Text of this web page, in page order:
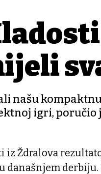
našu
igri, poručio
iz Ždralova
današnjem derbiju.